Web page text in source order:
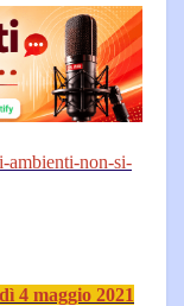
ambienti-non-si-
4 maggio 2021